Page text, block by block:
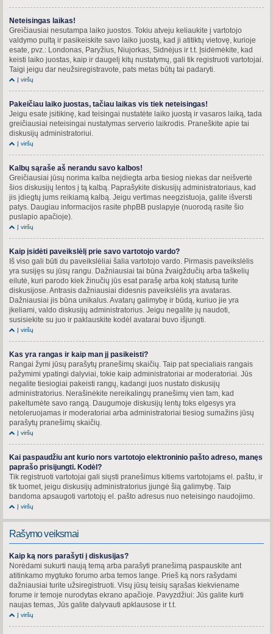
Neteisingas laikas!
Greičiausiai nesutampa laiko juostos. Tokiu atveju keliaukite į vartotojo
valdymo pultą ir pasikeiskite savo laiko juostą, kad ji atitiktų vietovę, kurioje
esate, pvz.: Londonas, Paryžius, Niujorkas, Sidnėjus ir t.t. Įsidėmėkite, kad
keisti laiko juostas, kaip ir daugelį kitų nustatymų, gali tik registruoti vartotojai.
Taigi jeigu dar neužsiregistravote, pats metas būtų tai padaryti.
Į viršų
Pakeičiau laiko juostas, tačiau laikas vis tiek neteisingas!
Jeigu esate įsitikinę, kad teisingai nustatėte laiko juostą ir vasaros laiką, tada
greičiausiai neteisingai nustatymas serverio laikrodis. Praneškite apie tai
diskusijų administratoriui.
Į viršų
Kalbų sąraše aš nerandu savo kalbos!
Greičiausiai jūsų norima kalba neįdiegta arba tiesiog niekas dar neišvertė
šios diskusijų lentos į tą kalbą. Paprašykite diskusijų administratoriaus, kad
jis įdiegtų jums reikiamą kalbą. Jeigu vertimas neegzistuoja, galite išversti
patys. Daugiau informacijos rasite phpBB puslapyje (nuorodą rasite šio
puslapio apačioje).
Į viršų
Kaip įsidėti paveikslėlį prie savo vartotojo vardo?
Iš viso gali būti du paveikslėliai šalia vartotojo vardo. Pirmasis paveikslėlis
yra susijęs su jūsų rangu. Dažniausiai tai būna žvaigždučių arba taškelių
eilutė, kuri parodo kiek žinučių jūs esat parašę arba kokį statusą turite
diskusijose. Antrasis dažniausiai didesnis paveikslėlis yra avataras.
Dažniausiai jis būna unikalus. Avatarų galimybę ir būdą, kuriuo jie yra
įkeliami, valdo diskusijų administratorius. Jeigu negalite jų naudoti,
susisiekite su juo ir paklauskite kodėl avatarai buvo išjungti.
Į viršų
Kas yra rangas ir kaip man jį pasikeisti?
Rangai žymi jūsų parašytų pranešimų skaičių. Taip pat specialiais rangais
pažymimi ypatingi dalyviai, tokie kaip administratoriai ar moderatoriai. Jūs
negalite tiesiogiai pakeisti rangų, kadangi juos nustato diskusijų
administratorius. Nerašinėkite nereikalingų pranešimų vien tam, kad
pakeltumėte savo rangą. Daugumoje diskusijų lentų toks elgesys yra
netoleruojamas ir moderatoriai arba administratoriai tiesiog sumažins jūsų
parašytų pranešimų skaičių.
Į viršų
Kai paspaudžiu ant kurio nors vartotojo elektroninio pašto adreso, manęs
paprašo prisijungti. Kodėl?
Tik registruoti vartotojai gali siųsti pranešimus kitiems vartotojams el. paštu, ir
tik tuomet, jeigu diskusijų administratorius įjungė šią galimybę. Taip
bandoma apsaugoti vartotojų el. pašto adresus nuo neteisingo naudojimo.
Į viršų
Rašymo veiksmai
Kaip ką nors parašyti į diskusijas?
Norėdami sukurti naują temą arba parašyti pranešimą paspauskite ant
atitinkamo mygtuko forumo arba temos lange. Prieš ką nors rašydami
dažniausiai turite užsiregistruoti. Visų jūsų teisių sąrašas kiekviename
forume ir temoje nurodytas ekrano apačioje. Pavyzdžiui: Jūs galite kurti
naujas temas, Jūs galite dalyvauti apklausose ir t.t.
Į viršų